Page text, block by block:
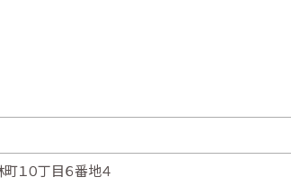
１０丁目６番地４